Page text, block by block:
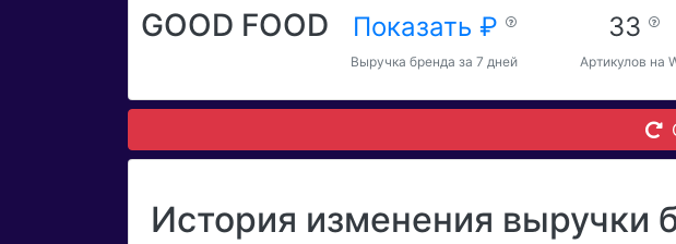
GOOD FOOD Показать ₽
Выручка бренда за 7 дней
33
Артикулов на
История изменения выручки